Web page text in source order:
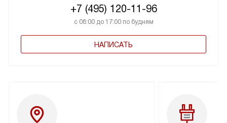
+7 (495) 120-11-96
с 08:00 до 17:00 по будням
НАПИСАТЬ